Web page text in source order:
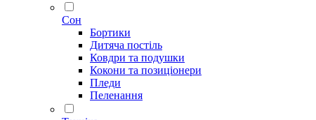
Сон
Бортики
Дитяча постіль
Ковдри та подушки
Кокони та позиціонери
Пледи
Пеленання